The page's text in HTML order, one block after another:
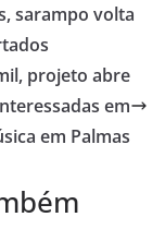
sarampo volta
projeto abre
em
em Palmas